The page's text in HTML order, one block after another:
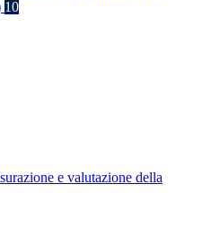
10
e valutazione della